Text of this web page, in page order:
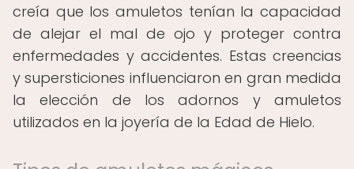
creía que los amuletos tenían la capacidad
de alejar el mal de ojo y proteger contra
enfermedades y accidentes. Estas creencias
y supersticiones influenciaron en gran medida
la elección de los adornos y amuletos
utilizados en la joyería de la Edad de Hielo.